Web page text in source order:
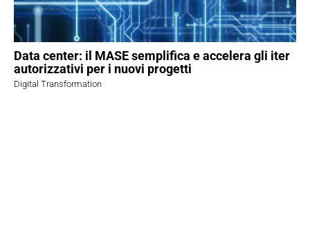
Data center: il MASE semplifica e accelera gli iter
autorizzativi per i nuovi progetti
Digital Transformation